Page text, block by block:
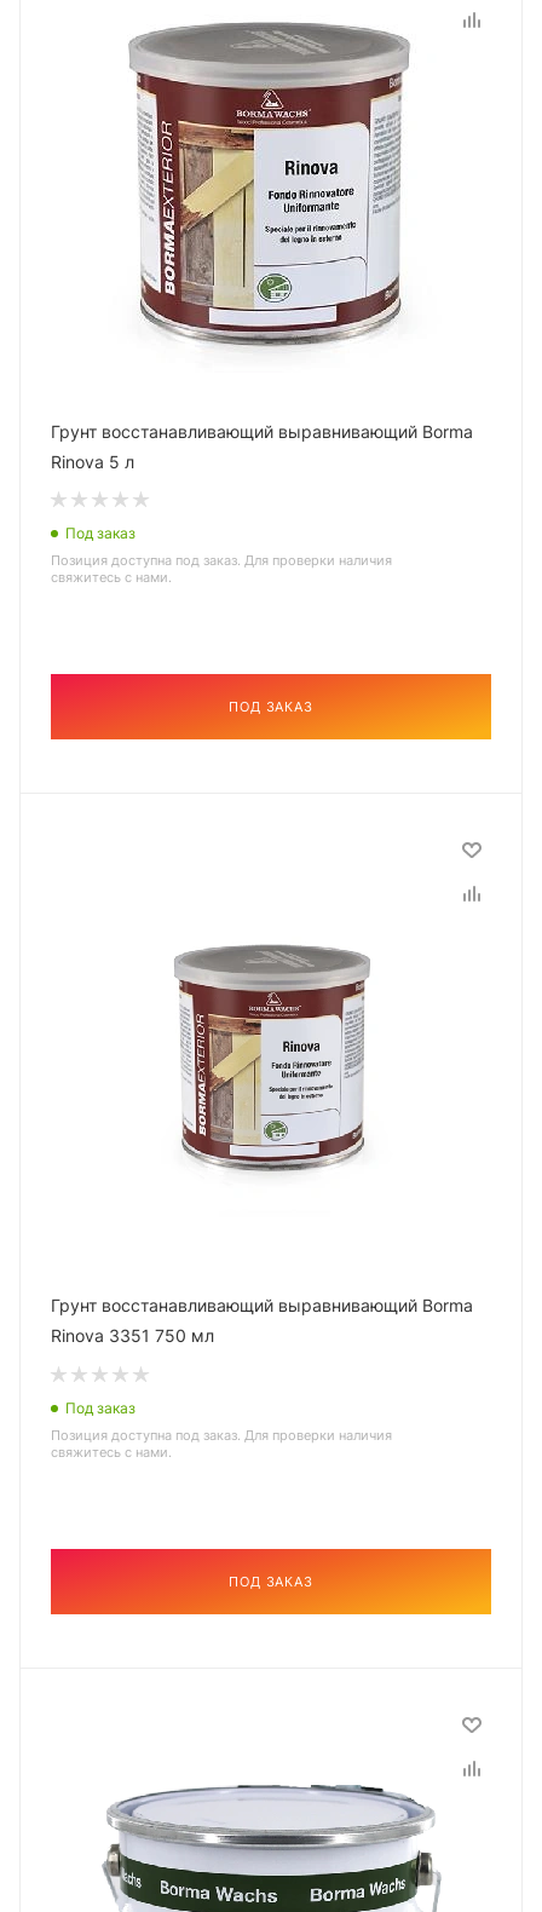
Грунт восстанавливающий выравнивающий Borma
Rinova 5 л
Под заказ
Позиция доступна под заказ. Для проверки наличия
свяжитесь с нами.
ПОД ЗАКАЗ
Грунт восстанавливающий выравнивающий Borma
Rinova 3351 750 мл
Под заказ
Позиция доступна под заказ. Для проверки наличия
свяжитесь с нами.
ПОД ЗАКАЗ